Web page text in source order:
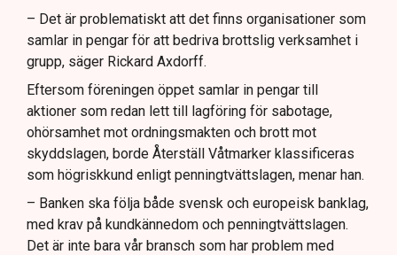
– Det är problematiskt att det finns organisationer som
samlar in pengar för att bedriva brottslig verksamhet i
grupp, säger Rickard Axdorff.
Eftersom föreningen öppet samlar in pengar till
aktioner som redan lett till lagföring för sabotage,
ohörsamhet mot ordningsmakten och brott mot
skyddslagen, borde Återställ Våtmarker klassificeras
som högriskkund enligt penningtvättslagen, menar han.
– Banken ska följa både svensk och europeisk banklag,
med krav på kundkännedom och penningtvättslagen.
Det är inte bara vår bransch som har problem med